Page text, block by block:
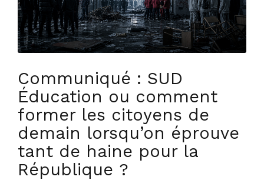
Communiqué : SUD
Éducation ou comment
former les citoyens de
demain lorsqu’on éprouve
tant de haine pour la
République ?